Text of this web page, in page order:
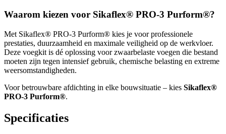
Waarom kiezen voor Sikaflex® PRO-3 Purform®?
Met Sikaflex® PRO-3 Purform® kies je voor professionele
prestaties, duurzaamheid en maximale veiligheid op de werkvloer.
Deze voegkit is dé oplossing voor zwaarbelaste voegen die bestand
moeten zijn tegen intensief gebruik, chemische belasting en extreme
weersomstandigheden.
Voor betrouwbare afdichting in elke bouwsituatie – kies Sikaflex®
PRO-3 Purform®.
Specificaties